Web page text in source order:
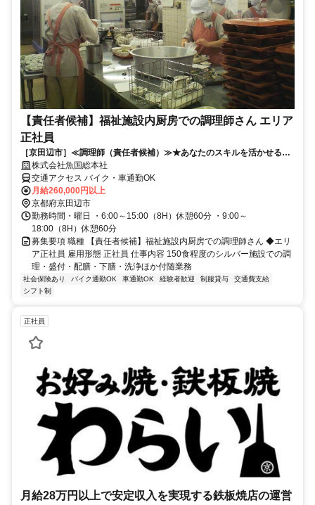
【責任者候補】福祉施設内厨房での調理師さん エリア
正社員
［京田辺市］≪調理師（責任者候補）≫★あなたのスキルを活かせる大
きなチャンスです！！
株式会社魚国総本社
交通アクセス バイク・車通勤OK
月給260,000円以上
京都府京田辺市
勤務時間・曜日 ・6:00～15:00（8H）休憩60分 ・9:00～
18:00（8H）休憩60分
募集要項 職種 【責任者候補】福祉施設内厨房での調理師さん ◆エリ
ア正社員 雇用形態 正社員 仕事内容 150食程度のシルバー施設での調
理・盛付・配膳・下膳・洗浄ほか付随業務
社会保険あり バイク通勤OK 車通勤OK 経験者歓迎 制服貸与
交通費支給
シフト制
正社員
月給28万円以上で安定収入を実現する鉄板焼店の運営